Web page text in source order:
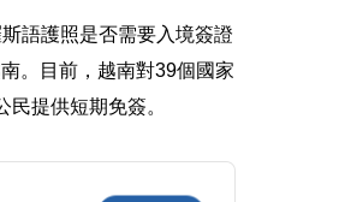
語護照是否需要入境簽證
。目前，越南對39個國家
民提供短期免簽。